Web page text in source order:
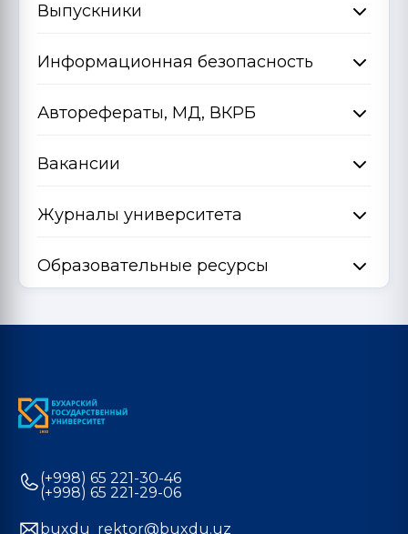
Выпускники
Информационная безопасность
Авторефераты, МД, ВКРБ
Вакансии
Журналы университета
Образовательные ресурсы
(+998) 65 221-30-46
(+998) 65 221-29-06
buxdu_rektor@buxdu.uz